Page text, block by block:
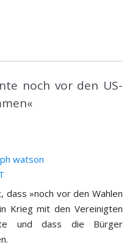
noch vor den US-
»noch vor den Wahlen
Krieg mit den Vereinigten
und dass die Bürger